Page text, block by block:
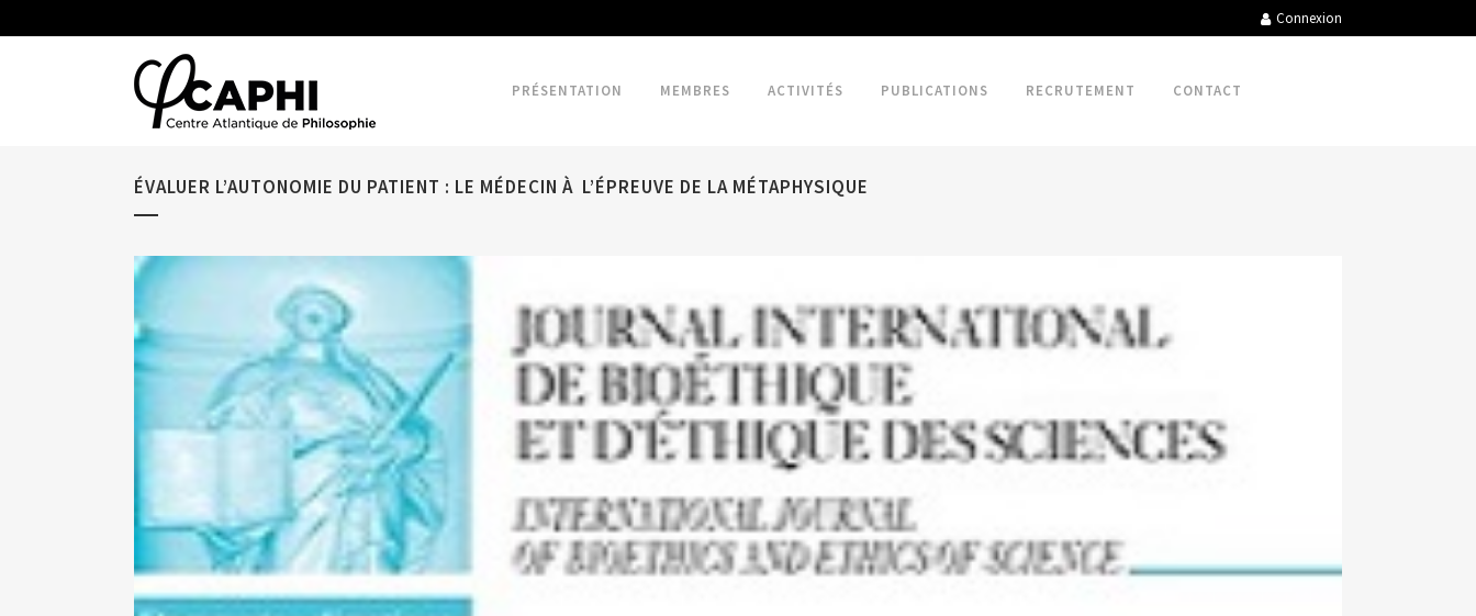
Connexion
PRÉSENTATION MEMBRES ACTIVITÉS PUBLICATIONS RECRUTEMENT CONTACT
ÉVALUER L’AUTONOMIE DU PATIENT : LE MÉDECIN À L’ÉPREUVE DE LA MÉTAPHYSIQUE